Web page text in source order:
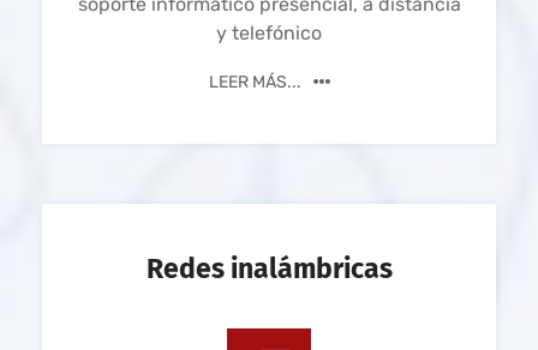
soporte informático presencial, a distancia
y telefónico
LEER MÁS...
Redes inalámbricas